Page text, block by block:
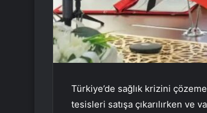
Türkiye’de sağlık krizini
tesisleri satışa çıkarılırken ve